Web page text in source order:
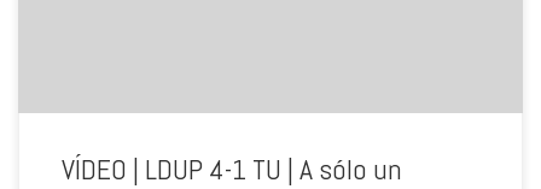
VÍDEO | LDUP 4-1 TU | A sólo un